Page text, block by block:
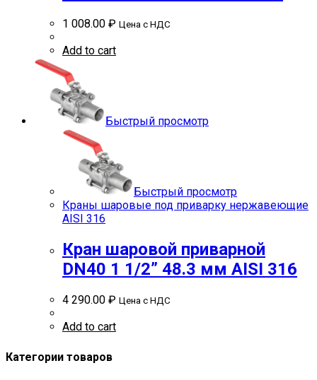
1 008.00 ₽ Цена с НДС
Add to cart
Быстрый просмотр
Быстрый просмотр
Краны шаровые под приварку нержавеющие
AISI 316
Кран шаровой приварной
DN40 1 1/2” 48.3 мм AISI 316
4 290.00 ₽ Цена с НДС
Add to cart
Категории товаров